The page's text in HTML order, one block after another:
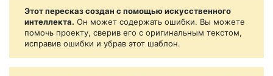
Этот пересказ создан с помощью искусственного
интеллекта. Он может содержать ошибки. Вы можете
помочь проекту, сверив его с оригинальным текстом,
исправив ошибки и убрав этот шаблон.